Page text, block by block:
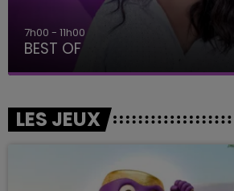
11h00 - 16h00
Le week-end Champagne FM
LES JEUX